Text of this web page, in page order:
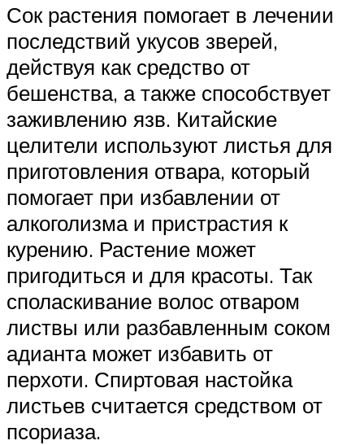
Сок растения помогает в лечении
последствий укусов зверей,
действуя как средство от
бешенства, а также способствует
заживлению язв. Китайские
целители используют листья для
приготовления отвара, который
помогает при избавлении от
алкоголизма и пристрастия к
курению. Растение может
пригодиться и для красоты. Так
споласкивание волос отваром
листвы или разбавленным соком
адианта может избавить от
перхоти. Спиртовая настойка
листьев считается средством от
псориаза.